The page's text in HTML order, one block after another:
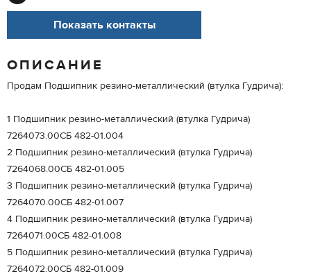
Показать контакты
ОПИСАНИЕ
Продам Подшипник резино-металлический (втулка Гудрича):
1 Подшипник резино-металлический (втулка Гудрича)
7264073.00СБ 482-01.004
2 Подшипник резино-металлический (втулка Гудрича)
7264068.00СБ 482-01.005
3 Подшипник резино-металлический (втулка Гудрича)
7264070.00СБ 482-01.007
4 Подшипник резино-металлический (втулка Гудрича)
7264071.00СБ 482-01.008
5 Подшипник резино-металлический (втулка Гудрича)
7264072.00СБ 482-01.009